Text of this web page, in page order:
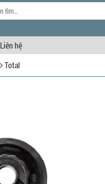
Liên hệ
Total